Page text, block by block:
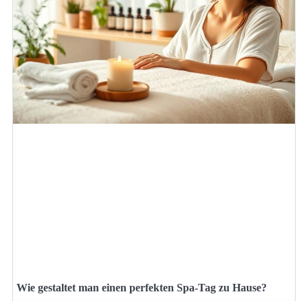
Wie gestaltet man einen perfekten Spa-Tag zu Hause?